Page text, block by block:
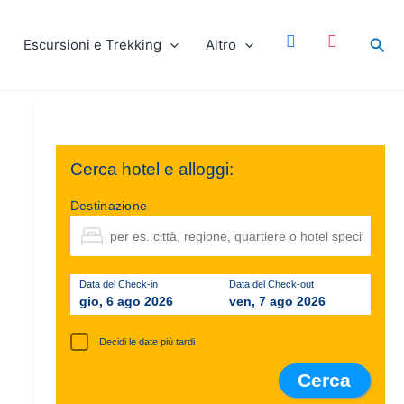
Escursioni e Trekking Altro
Cerca hotel e alloggi:
Destinazione
Data del Check-in
gio, 6 ago 2026
Data del Check-out
ven, 7 ago 2026
Decidi le date più tardi